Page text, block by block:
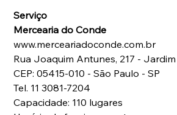
Serviço
Mercearia do Conde
www.merceariadoconde.com.br
Rua Joaquim Antunes, 217 -
CEP: 05415-010 - São Paulo - SP
Tel. 11 3081-7204
Capacidade: 110 lugares